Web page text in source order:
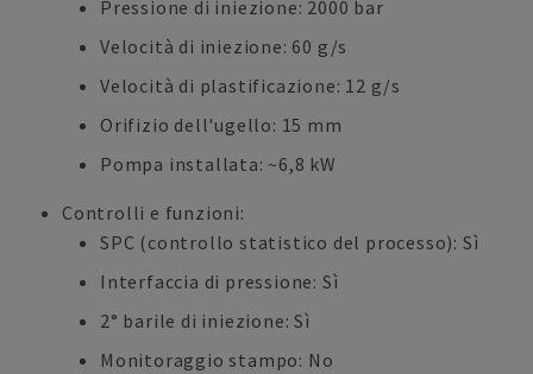
Pressione di iniezione: 2000 bar
Velocità di iniezione: 60 g/s
Velocità di plastificazione: 12 g/s
Orifizio dell'ugello: 15 mm
Pompa installata: ~6,8 kW
Controlli e funzioni:
SPC (controllo statistico del processo): Sì
Interfaccia di pressione: Sì
2° barile di iniezione: Sì
Monitoraggio stampo: No